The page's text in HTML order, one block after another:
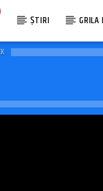
ȘTIRI GRILA